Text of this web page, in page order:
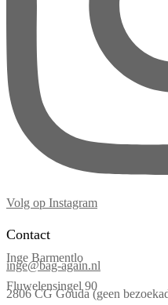
Volg op Instagram
Contact
Inge Barmentlo
inge@bag-again.nl
Fluwelensingel 90
2806 CG Gouda (geen